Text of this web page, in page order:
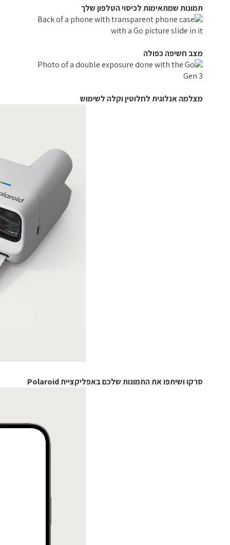
תמונות שמתאימות לכיסוי הטלפון שלך
מצב חשיפה כפולה
מצלמה אנלוגית לחלוטין וקלה לשימוש
סרקו ושיתפו את התמונות שלכם באפליקציית Polaroid